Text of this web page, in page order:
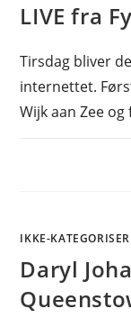
LIVE fra
Tirsdag bliver
internettet.
Wijk aan Zee
IKKE-
Daryl